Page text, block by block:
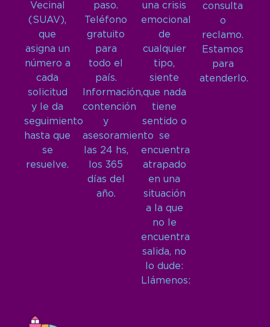
Vecinal
(SUAV),
que
asigna un
número a
cada
solicitud
y le da
seguimiento
hasta que
se
resuelve.
paso.
Teléfono
gratuito
para
todo el
país.
Información,
contención
y
asesoramiento
las 24 hs,
los 365
días del
año.
una crisis
emocional
de
cualquier
tipo,
siente
que nada
tiene
sentido o
se
encuentra
atrapado
en una
situación
a la que
no le
encuentra
salida, no
lo dude:
Llámenos:
consulta
o
reclamo.
Estamos
para
atenderlo.